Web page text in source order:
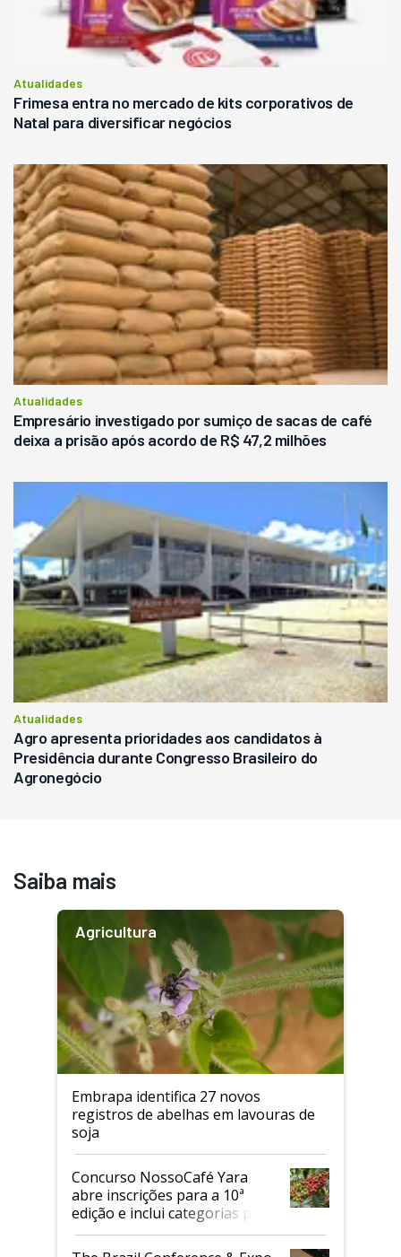
Atualidades
Frimesa entra no mercado de kits corporativos de
Natal para diversificar negócios
Atualidades
Empresário investigado por sumiço de sacas de café
deixa a prisão após acordo de R$ 47,2 milhões
Atualidades
Agro apresenta prioridades aos candidatos à
Presidência durante Congresso Brasileiro do
Agronegócio
Saiba mais
Agricultura
Embrapa identifica 27 novos
registros de abelhas em lavouras de
soja
Concurso NossoCafé Yara
abre inscrições para a 10ª
edição e inclui categorias para
cafés Canephora